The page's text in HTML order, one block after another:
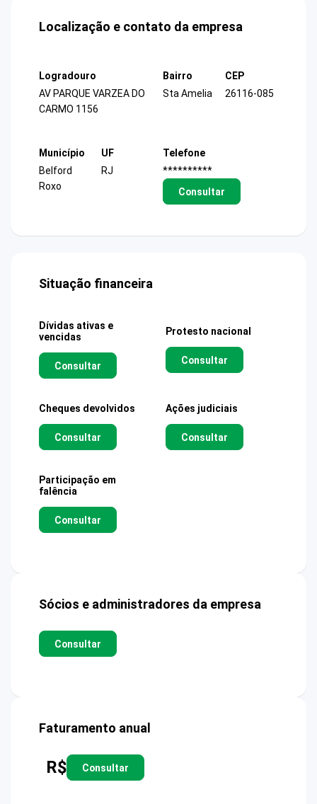
Localização e contato da empresa
Logradouro
AV PARQUE VARZEA DO
CARMO 1156
Bairro
Sta Amelia
CEP
26116-085
Município
Belford
Roxo
UF
RJ
Telefone
**********
Consultar
Situação financeira
Dívidas ativas e
vencidas
Consultar
Protesto nacional
Consultar
Cheques devolvidos
Consultar
Ações judiciais
Consultar
Participação em
falência
Consultar
Sócios e administradores da empresa
Consultar
Faturamento anual
R$ Consultar